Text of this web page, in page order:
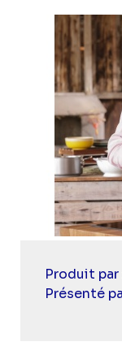
Casting
simba
Produit par
Présenté